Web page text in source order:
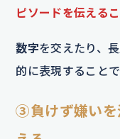
ピソードを伝える
数字を交えたり、
的に表現すること
③負けず嫌いを